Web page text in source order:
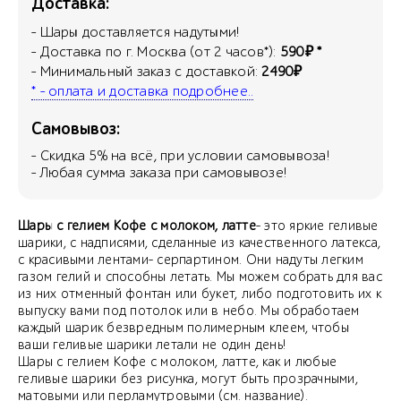
- Шары доставляется надутыми!
- Доставка по г. Москва (от 2 часов*): 590₽ *
- Минимальный заказ с доставкой:2490₽
* - оплата и доставка подробнее..
Самовывоз:
- Скидка 5% на всё, при условии самовывоза!
- Любая сумма заказа при самовывозе!
Шары с гелием Кофе с молоком, латте- это яркие геливые
шарики, с надписями, сделанные из качественного латекса,
с красивыми лентами- серпартином. Они надуты легким
газом гелий и способны летать. Мы можем собрать для вас
из них отменный фонтан или букет, либо подготовить их к
выпуску вами под потолок или в небо. Мы обработаем
каждый шарик безвредным полимерным клеем, чтобы
ваши геливые шарики летали не один день!
Шары с гелием Кофе с молоком, латте, как и любые
геливые шарики без рисунка, могут быть прозрачными,
матовыми или перламутровыми (см. название).